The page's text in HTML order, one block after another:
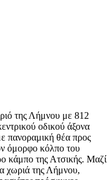
της Λήμνου με 812
οδικού άξονα
πανοραμική θέα προς
όμορφο κόλπο του
κάμπο της Ατσικής. Μαζί
χωριά της Λήμνου,